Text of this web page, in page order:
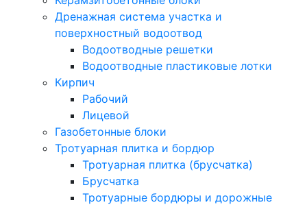
Дренажная система участка и
поверхностный водоотвод
Водоотводные решетки
Водоотводные пластиковые лотки
Кирпич
Рабочий
Лицевой
Газобетонные блоки
Тротуарная плитка и бордюр
Тротуарная плитка (брусчатка)
Брусчатка
Тротуарные бордюры и дорожные